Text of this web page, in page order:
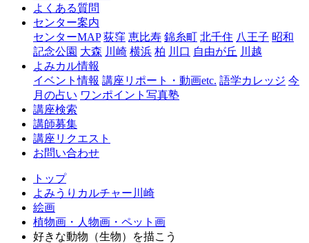
崎
よくある質問
センター案内
センターMAP 荻窪 恵比寿 錦糸町 北千住 八王子 昭和
記念公園 大森 川崎 横浜 柏 川口 自由が丘 川越
よみカル情報
イベント情報 講座リポート・動画etc. 語学カレッジ 今
月の占い ワンポイント写真塾
講座検索
講師募集
講座リクエスト
お問い合わせ
トップ
よみうりカルチャー川崎
絵画
植物画・人物画・ペット画
好きな動物（生物）を描こう